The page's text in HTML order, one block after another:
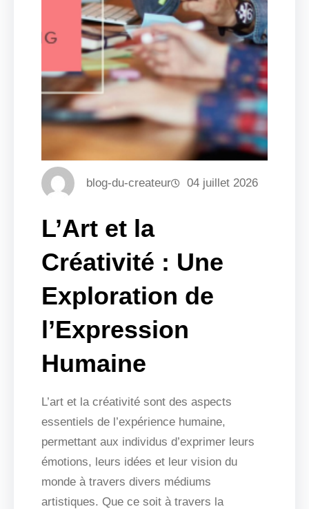
blog-du-createur 04 juillet 2026
L’Art et la
Créativité : Une
Exploration de
l’Expression
Humaine
L’art et la créativité sont des aspects
essentiels de l’expérience humaine,
permettant aux individus d’exprimer leurs
émotions, leurs idées et leur vision du
monde à travers divers médiums
artistiques. Que ce soit à travers la